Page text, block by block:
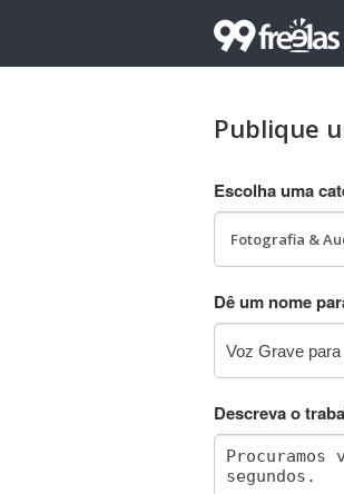
Publique
Escolha uma
Dê um nome
Descreva o